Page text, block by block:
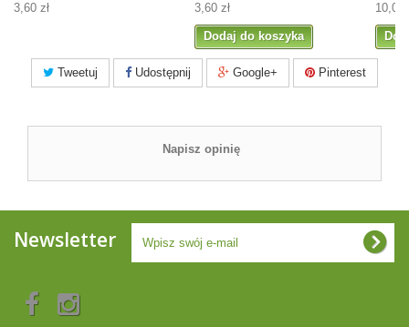
3,60 zł 3,60 zł
Dodaj do koszyka
10,00
Tweetuj Udostępnij Google+ Pinterest
Napisz opinię
Newsletter